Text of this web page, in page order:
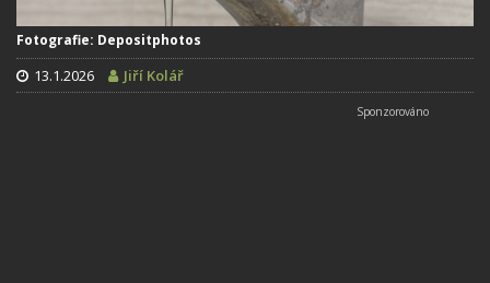
Fotografie: Depositphotos
13.1.2026 Jiří Kolář